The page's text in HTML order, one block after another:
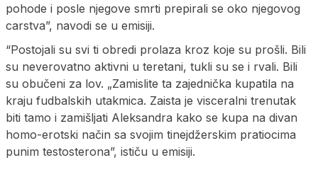
pohode i posle njegove smrti prepirali se oko njegovog
carstva”, navodi se u emisiji.
“Postojali su svi ti obredi prolaza kroz koje su prošli. Bili
su neverovatno aktivni u teretani, tukli su se i rvali. Bili
su obučeni za lov. „Zamislite ta zajednička kupatila na
kraju fudbalskih utakmica. Zaista je visceralni trenutak
biti tamo i zamišljati Aleksandra kako se kupa na divan
homo-erotski način sa svojim tinejdžerskim pratiocima
punim testosterona”, ističu u emisiji.